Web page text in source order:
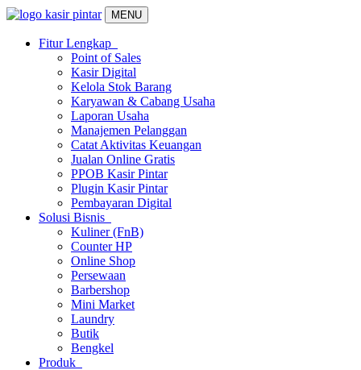
MENU
Fitur Lengkap
Point of Sales
Kasir Digital
Kelola Stok Barang
Karyawan & Cabang Usaha
Laporan Usaha
Manajemen Pelanggan
Catat Aktivitas Keuangan
Jualan Online Gratis
PPOB Kasir Pintar
Plugin Kasir Pintar
Pembayaran Digital
Solusi Bisnis
Kuliner (FnB)
Counter HP
Online Shop
Persewaan
Barbershop
Mini Market
Laundry
Butik
Bengkel
Produk